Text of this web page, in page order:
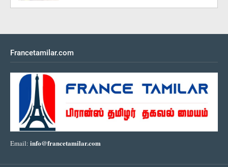
Francetamilar.com
Email: info@francetamilar.com